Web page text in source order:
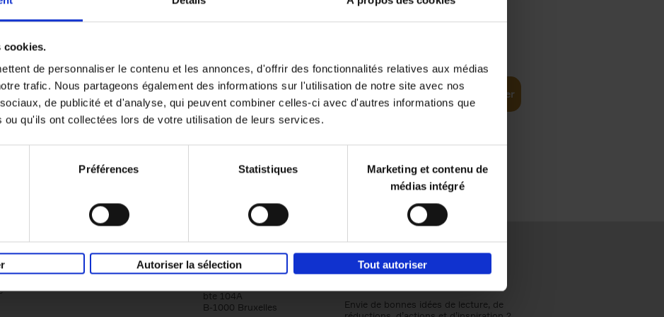
cookies.
de personnaliser le contenu et les annonces, d'offrir des fonctionnalités relatives aux médias
trafic. Nous partageons également des informations sur l'utilisation de notre site avec nos
de publicité et d'analyse, qui peuvent combiner celles-ci avec d'autres informations que
ou qu'ils ont collectées lors de votre utilisation de leurs services.
Préférences Statistiques
Marketing et contenu de
médias intégré
Autoriser la sélection Tout autoriser
Planning to Promoting
Clo Willaerts
Couverture souple
352 Ajouter au panier
Société
Qui sommes-nous?
Éditions Racine
Tour & Taxis
bte 104A
B-1000 Bruxelles
Envie de bonnes idées de lecture, de